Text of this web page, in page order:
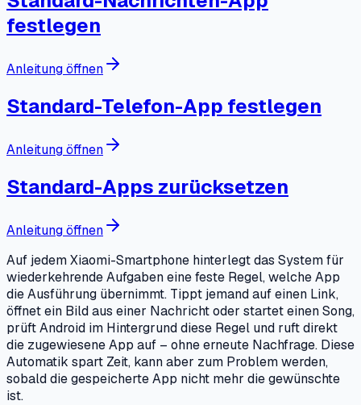
festlegen
Anleitung öffnen
Standard-Telefon-App festlegen
Anleitung öffnen
Standard-Apps zurücksetzen
Anleitung öffnen
Auf jedem Xiaomi-Smartphone hinterlegt das System für
wiederkehrende Aufgaben eine feste Regel, welche App
die Ausführung übernimmt. Tippt jemand auf einen Link,
öffnet ein Bild aus einer Nachricht oder startet einen Song,
prüft Android im Hintergrund diese Regel und ruft direkt
die zugewiesene App auf – ohne erneute Nachfrage. Diese
Automatik spart Zeit, kann aber zum Problem werden,
sobald die gespeicherte App nicht mehr die gewünschte
ist.